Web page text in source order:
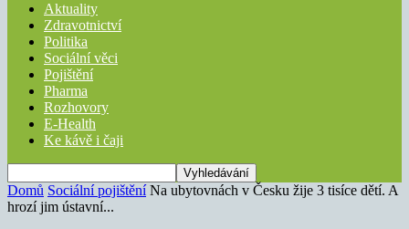
Aktuality
Zdravotnictví
Politika
Sociální věci
Pojištění
Pharma
Rozhovory
E-Health
Ke kávě i čaji
Domů Sociální pojištění Na ubytovnách v Česku žije 3 tisíce dětí. A
hrozí jim ústavní...